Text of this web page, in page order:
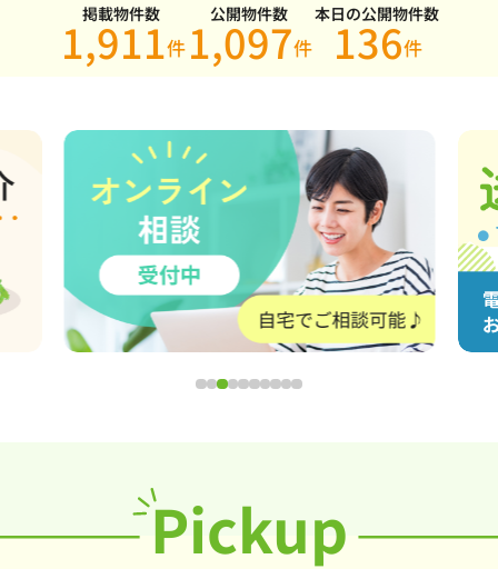
掲載物件数
1,911件
公開物件数
1,097件
本日の公開物件数
136件
Pickup